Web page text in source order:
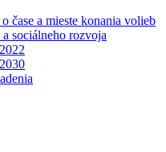
čase a mieste konania volieb
sociálneho rozvoja